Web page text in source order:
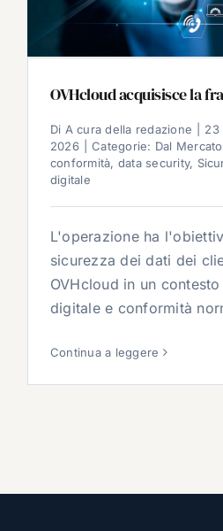
OVHcloud acquisisce la
Di A cura della redazione
23
2026
Categorie: Dal Mercato
conformità, data security,
digitale
L'operazione ha
sicurezza dei dati dei
OVHcloud in un
digitale e conformità
Continua a leggere